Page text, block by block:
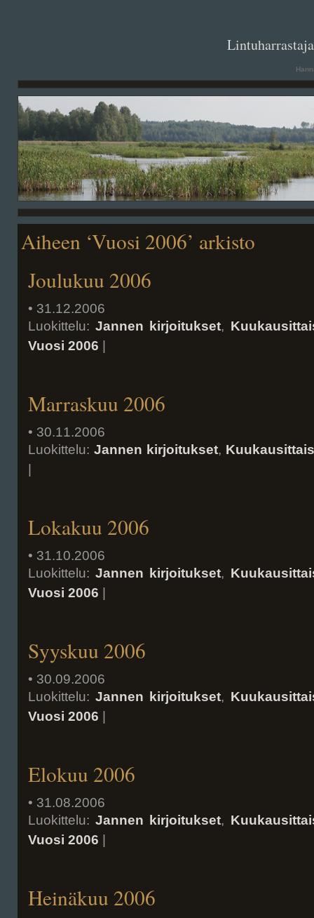
Aiheen ‘Vuosi 2006’ arkisto
Joulukuu 2006
• 31.12.2006
Luokittelu:Jannen kirjoitukset,
Vuosi 2006
Marraskuu 2006
• 30.11.2006
Luokittelu: Jannen kirjoitukset,
Lokakuu 2006
• 31.10.2006
Luokittelu:Jannen kirjoitukset,
Vuosi 2006
Syyskuu 2006
• 30.09.2006
Luokittelu:Jannen kirjoitukset,
Vuosi 2006
Elokuu 2006
• 31.08.2006
Luokittelu:Jannen kirjoitukset,
Vuosi 2006
Heinäkuu 2006